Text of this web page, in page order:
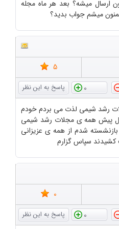
ارسال میشه؟ بعد هر ماه مجله
میشم جواب بدید؟
5
0
رشد شیمی لذت می بردم خودم
پیش همه ی مجلات رشد شیمی
شدم از همه ی عزیزانی
سپاس گزارم
0
0